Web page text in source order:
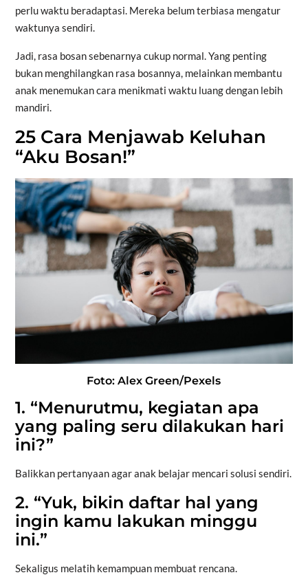
perlu waktu beradaptasi. Mereka belum terbiasa mengatur
waktunya sendiri.
Jadi, rasa bosan sebenarnya cukup normal. Yang penting
bukan menghilangkan rasa bosannya, melainkan membantu
anak menemukan cara menikmati waktu luang dengan lebih
mandiri.
25 Cara Menjawab Keluhan
“Aku Bosan!”
Foto: Alex Green/Pexels
1. “Menurutmu, kegiatan apa
yang paling seru dilakukan hari
ini?”
Balikkan pertanyaan agar anak belajar mencari solusi sendiri.
2. “Yuk, bikin daftar hal yang
ingin kamu lakukan minggu
ini.”
Sekaligus melatih kemampuan membuat rencana.